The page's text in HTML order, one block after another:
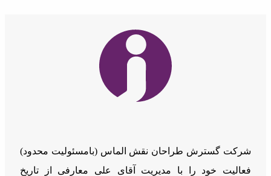
شرکت گسترش طراحان نقش الماس (بامسئوليت محدود)
فعالیت خود را با مدیریت آقای علی معارفی از تاریخ